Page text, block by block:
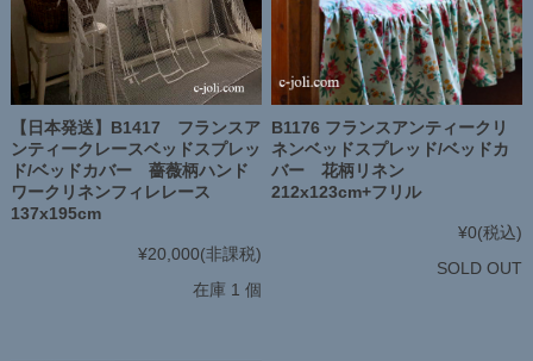
【日本発送】B1417 フランスア
ンティークレースベッドスプレッ
ド/ベッドカバー 薔薇柄ハンド
ワークリネンフィレレース
137x195cm
¥20,000(非課税)
在庫 1 個
B1176 フランスアンティークリ
ネンベッドスプレッド/ベッドカ
バー 花柄リネン
212x123cm+フリル
¥0(税込)
SOLD OUT